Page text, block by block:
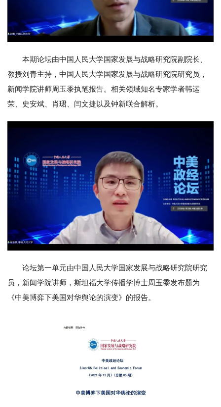
本期论坛由中国人民大学国家发展与战略研究院副院长、
教授刘青主持，中国人民大学国家发展与战略研究院研究员，
新闻学院讲师周玉黍执笔报告。相关领域知名专家学者韩运
荣、史安斌、肖珺、闫文捷以及钟新联合解析。
论坛第一单元由中国人民大学国家发展与战略研究院研究
员，新闻学院讲师，斯坦福大学传播学博士周玉黍发布题为
《中美博弈下美国对华舆论的演变》的报告。